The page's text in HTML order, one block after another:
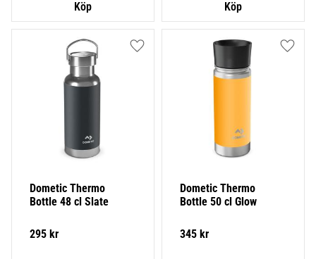
Dometic Thermo
Bottle 48 cl Slate
295 kr
Lägg till i favoriter
Dometic Thermo
Bottle 50 cl Glow
345 kr
Lägg